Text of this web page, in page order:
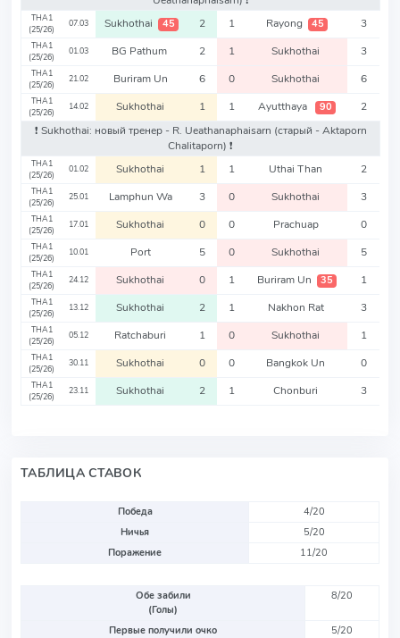
THA1
(25/26)
07.03 Sukhothai 45 2 1 Rayong 45 3
THA1
(25/26)
01.03 BG Pathum 2 1 Sukhothai 3
THA1
(25/26)
21.02 Buriram Un 6 0 Sukhothai 6
THA1
(25/26)
14.02 Sukhothai 1 1 Ayutthaya 90
2
❗️ Sukhothai: новый тренер - R. Ueathanaphaisarn (старый - Aktaporn
Chalitaporn) ❗️
THA1
(25/26)
01.02 Sukhothai 1 1 Uthai Than 2
THA1
(25/26)
25.01 Lamphun Wa 3 0 Sukhothai 3
THA1
(25/26)
17.01 Sukhothai 0 0 Prachuap 0
THA1
(25/26)
10.01 Port 5 0 Sukhothai 5
THA1
(25/26)
24.12 Sukhothai 0 1 Buriram Un 35 1
THA1
(25/26)
13.12 Sukhothai 2 1 Nakhon Rat 3
THA1
(25/26)
05.12 Ratchaburi 1 0 Sukhothai 1
THA1
(25/26)
30.11 Sukhothai 0 0 Bangkok Un 0
THA1
(25/26)
23.11 Sukhothai 2 1 Chonburi 3
ТАБЛИЦА СТАВОК
Победа
4/20
Ничья
5/20
Поражение
11/20
Обе забили
(Голы)
8/20
Первые получили очко
5/20